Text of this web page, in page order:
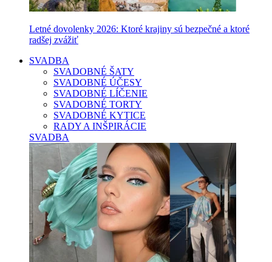
Letné dovolenky 2026: Ktoré krajiny sú bezpečné a ktoré
radšej zvážiť
SVADBA
SVADOBNÉ ŠATY
SVADOBNÉ ÚČESY
SVADOBNÉ LÍČENIE
SVADOBNÉ TORTY
SVADOBNÉ KYTICE
RADY A INŠPIRÁCIE
SVADBA